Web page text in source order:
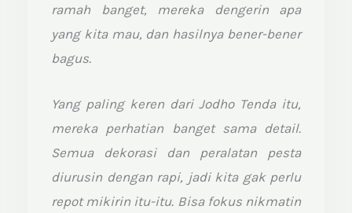
t
o
5
ramah banget, mereka dengerin apa
yang kita mau, dan hasilnya bener-bener
bagus.
Yang paling keren dari Jodho Tenda itu,
mereka perhatian banget sama detail.
Semua dekorasi dan peralatan pesta
diurusin dengan rapi, jadi kita gak perlu
repot mikirin itu-itu. Bisa fokus nikmatin